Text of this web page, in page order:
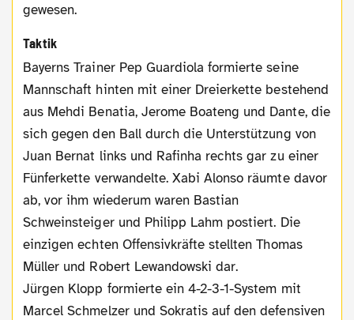
gewesen.
Taktik
Bayerns Trainer Pep Guardiola formierte seine
Mannschaft hinten mit einer Dreierkette bestehend
aus Mehdi Benatia, Jerome Boateng und Dante, die
sich gegen den Ball durch die Unterstützung von
Juan Bernat links und Rafinha rechts gar zu einer
Fünferkette verwandelte. Xabi Alonso räumte davor
ab, vor ihm wiederum waren Bastian
Schweinsteiger und Philipp Lahm postiert. Die
einzigen echten Offensivkräfte stellten Thomas
Müller und Robert Lewandowski dar.
Jürgen Klopp formierte ein 4-2-3-1-System mit
Marcel Schmelzer und Sokratis auf den defensiven